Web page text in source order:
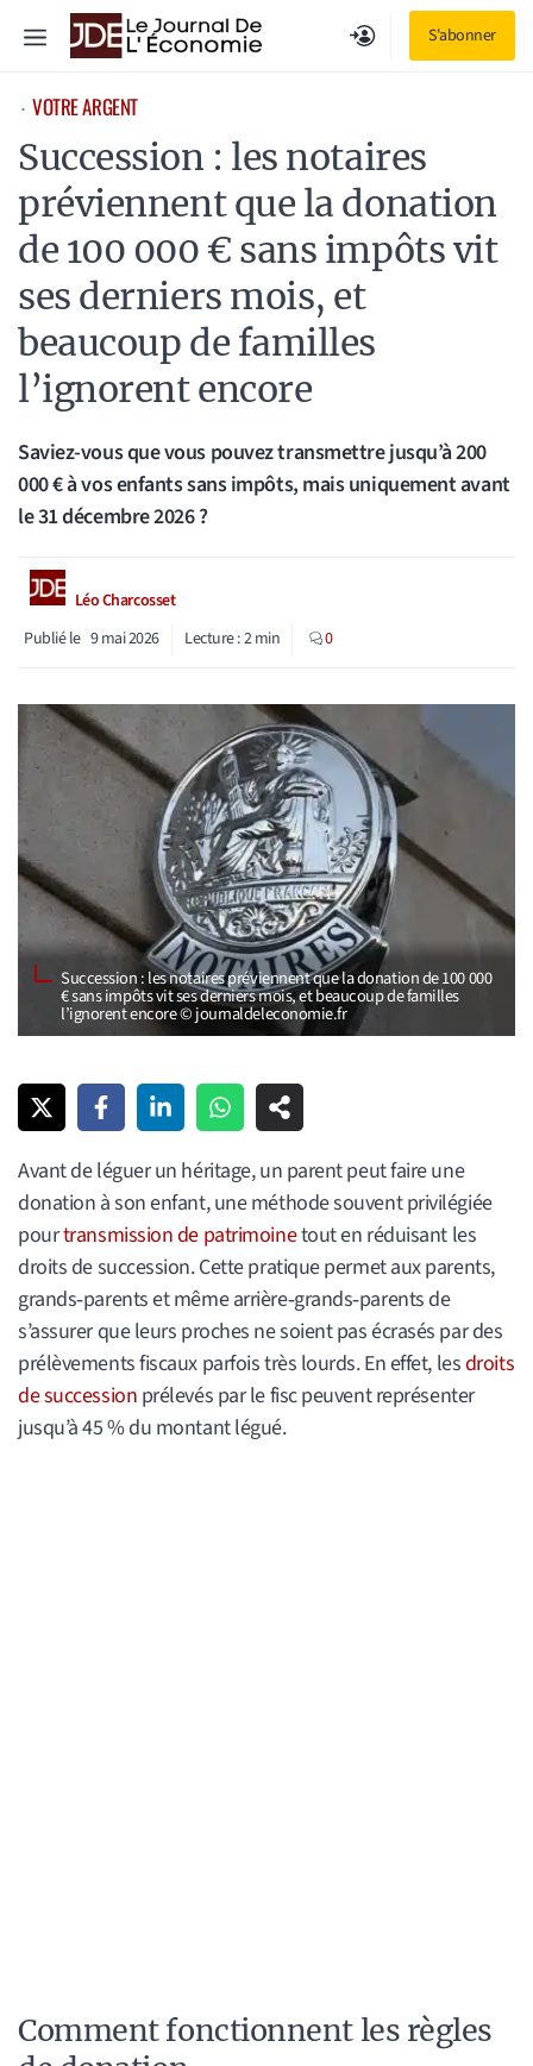
S'abonner
Menu
⋅ VOTRE ARGENT
Succession : les notaires
préviennent que la donation
de 100 000 € sans impôts vit
ses derniers mois, et
beaucoup de familles
l’ignorent encore
Saviez-vous que vous pouvez transmettre jusqu’à 200
000 € à vos enfants sans impôts, mais uniquement avant
le 31 décembre 2026 ?
Léo Charcosset
Publié le 9 mai 2026 Lecture :2min 0
Succession : les notaires préviennent que la donation de 100 000
€ sans impôts vit ses derniers mois, et beaucoup de familles
l’ignorent encore © journaldeleconomie.fr
Avant de léguer un héritage, un parent peut faire une
donation à son enfant, une méthode souvent privilégiée
pourtransmission de patrimoinetout en réduisant les
droits de succession. Cette pratique permet aux parents,
grands‑parents et même arrière‑grands‑parents de
s’assurer que leurs proches ne soient pas écrasés par des
prélèvements fiscaux parfois très lourds. En effet, lesdroits
de succession prélevés par le fisc peuvent représenter
jusqu’à 45 % du montant légué.
Comment fonctionnent les règles